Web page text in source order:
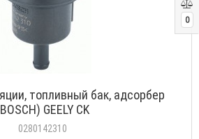
0
топливный бак, адсорбер
GEELY CK
0280142310